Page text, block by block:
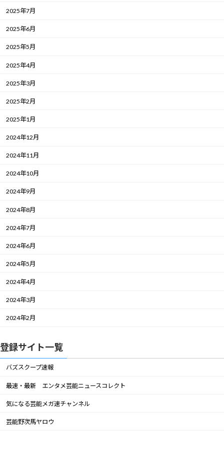
2025年7月
2025年6月
2025年5月
2025年4月
2025年3月
2025年2月
2025年1月
2024年12月
2024年11月
2024年10月
2024年9月
2024年8月
2024年7月
2024年6月
2024年5月
2024年4月
2024年3月
2024年2月
登録サイト一覧
バズスクープ速報
最速・最新 エンタメ芸能ニュースコレクト
気になる芸能メガ速チャンネル
芸能野次馬ヤロウ